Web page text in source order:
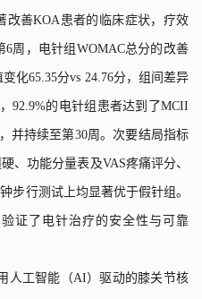
改善KOA患者的临床症状，疗效
6周，电针组 WOMAC总分的改善
变化65.35分vs 24.76分，组间差异
，92.9%的电针组患者达到了MCII
并持续至第30周。次要结局指标
、功能分量表及VAS疼痛评分、
步行测试上均显著优于假针组。
证了电针治疗的安全性与可靠
人工智能（AI）驱动的膝关节核